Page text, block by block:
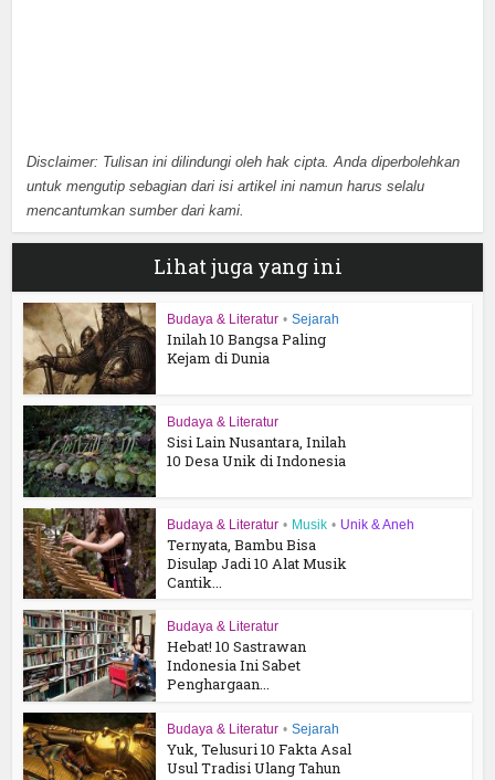
Disclaimer: Tulisan ini dilindungi oleh hak cipta. Anda diperbolehkan
untuk mengutip sebagian dari isi artikel ini namun harus selalu
mencantumkan sumber dari kami.
Lihat juga yang ini
Budaya & Literatur • Sejarah
Inilah 10 Bangsa Paling
Kejam di Dunia
Budaya & Literatur
Sisi Lain Nusantara, Inilah
10 Desa Unik di Indonesia
Budaya & Literatur • Musik • Unik & Aneh
Ternyata, Bambu Bisa
Disulap Jadi 10 Alat Musik
Cantik...
Budaya & Literatur
Hebat! 10 Sastrawan
Indonesia Ini Sabet
Penghargaan...
Budaya & Literatur • Sejarah
Yuk, Telusuri 10 Fakta Asal
Usul Tradisi Ulang Tahun